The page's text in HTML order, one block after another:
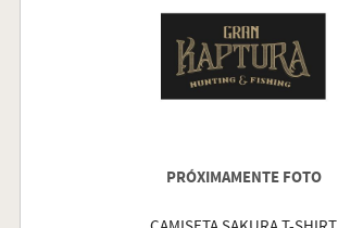
PRÓXIMAMENTE FOTO